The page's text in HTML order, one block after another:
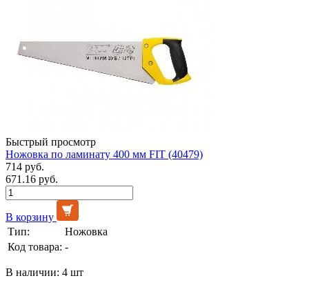
Быстрый просмотр
Ножовка по ламинату 400 мм FIT (40479)
714 руб.
671.16 руб.
В корзину
Тип:
Ножовка
Код товара: -
В наличии: 4 шт